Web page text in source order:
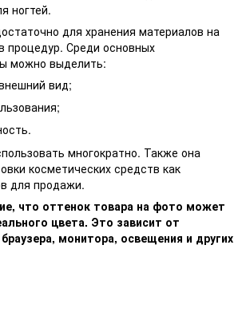
ногтей.
для хранения материалов на
процедур. Среди основных
можно выделить:
вид;
многократно. Также она
косметических средств как
для продажи.
что оттенок товара на фото может
цвета. Это зависит от
монитора, освещения и других